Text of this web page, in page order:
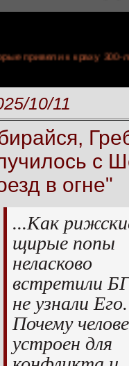
привели к
10/11
с
в огне"
...Как
щирые попы
неласково
встретили
не узнали Его.
Почему
устроен для